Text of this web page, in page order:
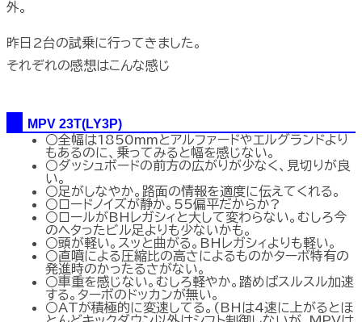
外。
昨日2台の試乗に行ってきました。
それぞれの感想はこんな感じ
MPV 23T(LY3P)
○全幅は1850mmとアルファードやエルグランドより
もあるのに、乗ってみると幅を感じない。
○ダッシュボードの前方の広がりが少なく、見切りが良
い。
○足がしなやか。路面の情報を適度に伝えてくれる。
○ロードノイズが静か。55偏平だからか?
○ロールがBHレガシィと大して変わらない。むしろ今
のヘタったビル足よりも少ないかも。
○頭が軽い。スッと曲がる。BHレガシィよりも軽い。
○直噴による圧縮比の高さによるものかターボ特有の
発進時のかったるさがない。
○車重を感じない。むしろ軽やか。踏めばスルスル加速
する。ターボのドッカンが無い。
○ATが積極的に変速してる。(BHは4速に上がるとほ